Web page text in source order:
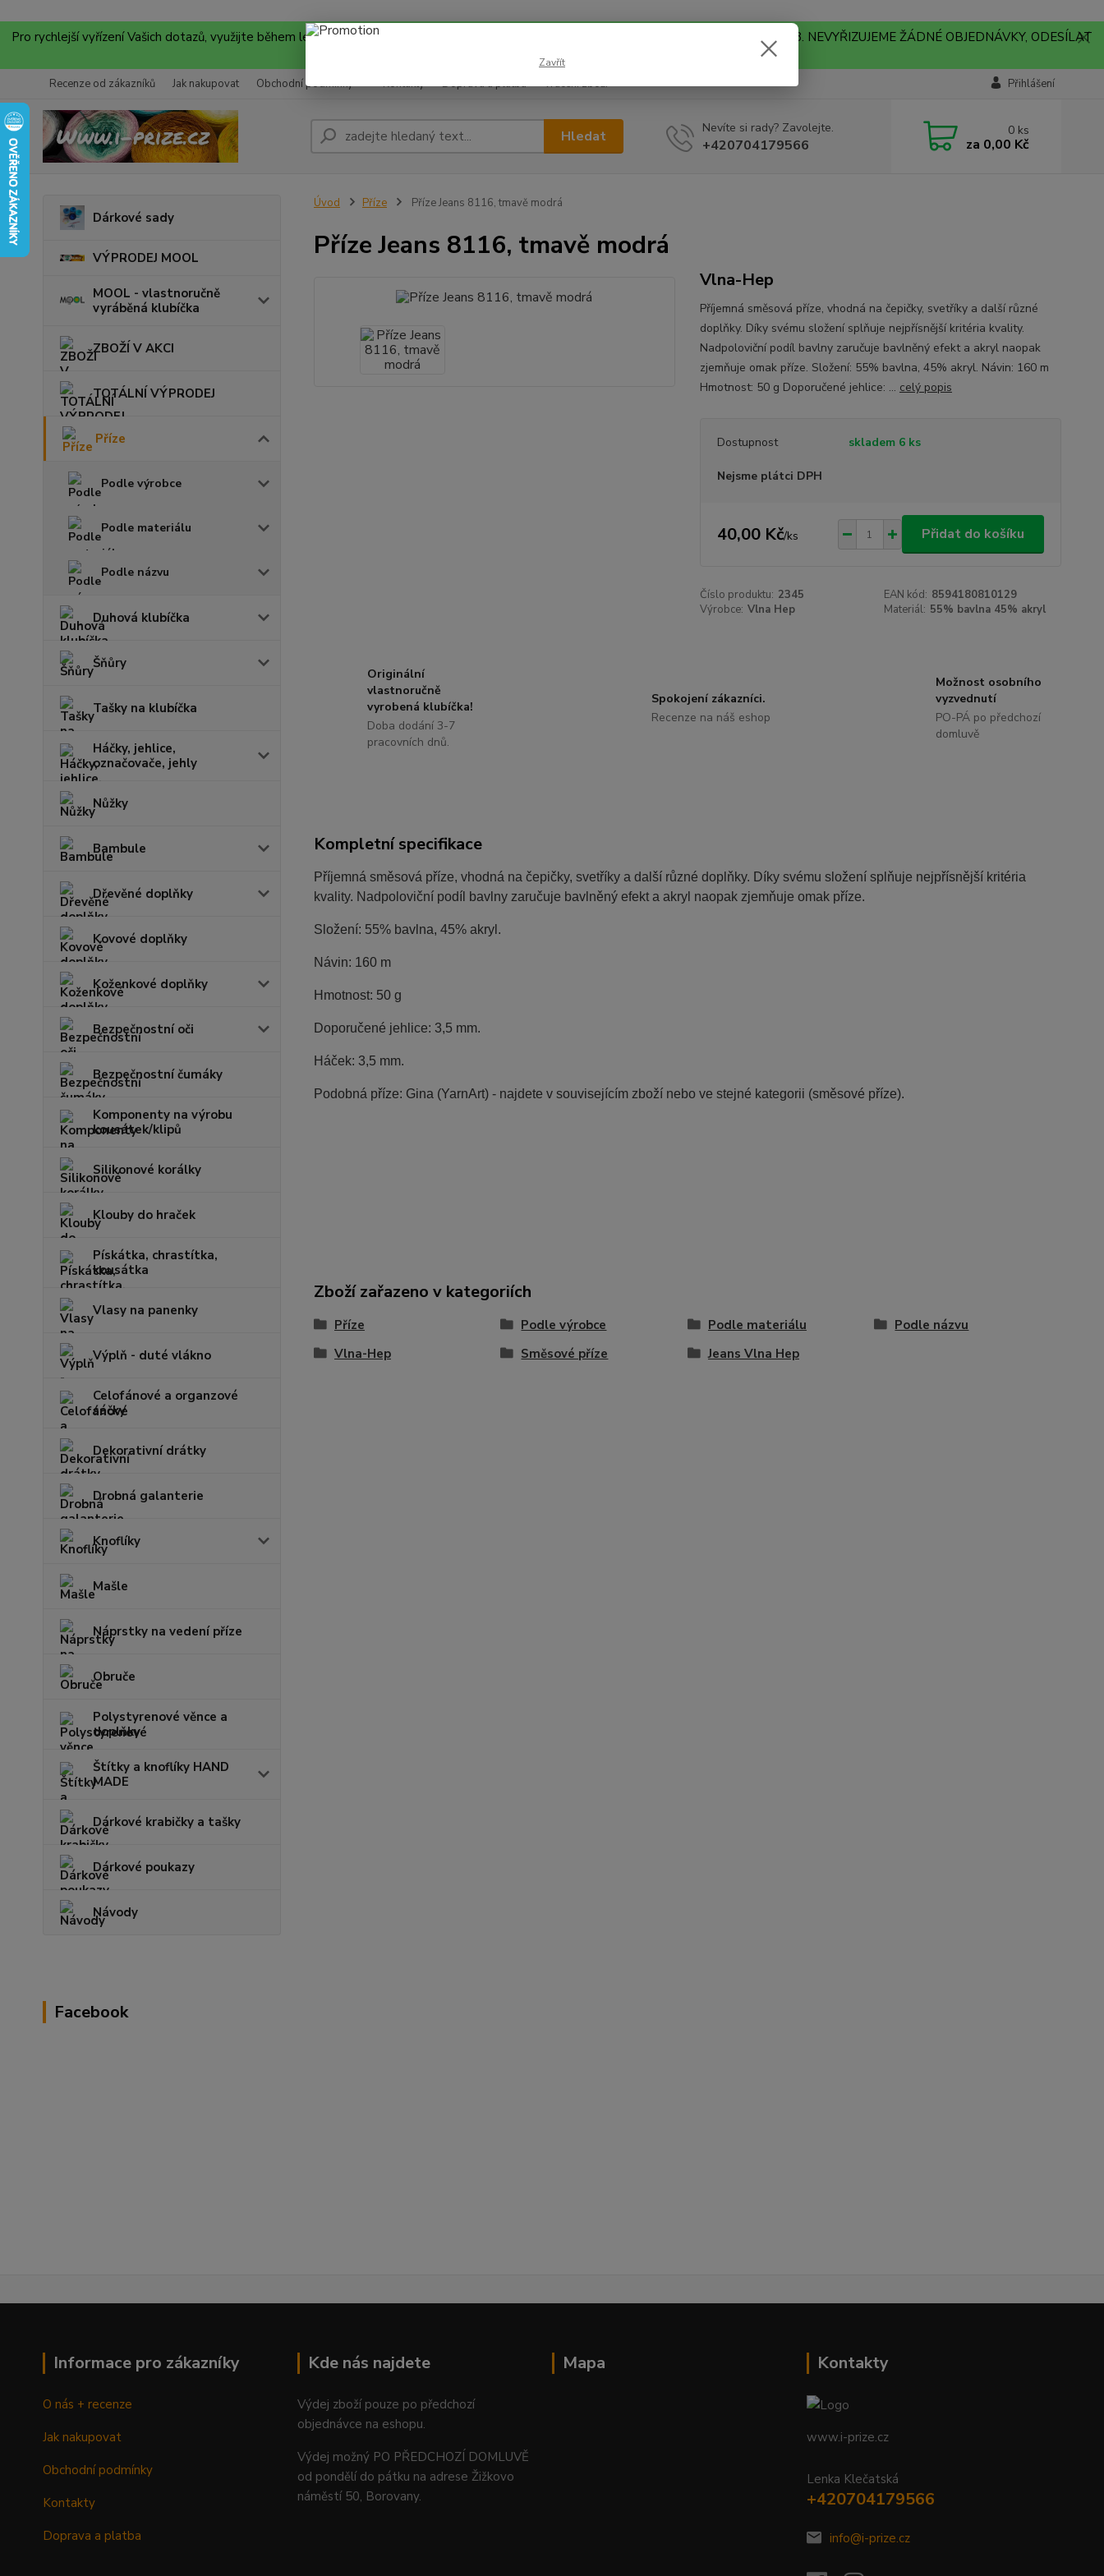
Pro rychlejší vyřízení Vašich dotazů, využijte během letních prázdnin náš email info@i-prize.cz. Děkujeme. !!! POZOR ZMĚNA !!! V PONDĚLÍ 10.8. NEVYŘIZUJEME ŽÁDNÉ OBJEDNÁVKY, ODESÍLAT
Recenze od zákazníků Jak nakupovat Obchodní podmínky Kontakty Doprava a platba Vrácení zboží Přihlášení
Hledat Nevíte si rady? Zavolejte.
+420704179566
0 ks
za 0,00 Kč
Dárkové sady
VÝPRODEJ MOOL
MOOL - vlastnoručně
vyráběná klubíčka
ZBOŽÍ V AKCI
TOTÁLNÍ VÝPRODEJ
Příze
Podle výrobce
Podle materiálu
Podle názvu
Duhová klubíčka
Šňůry
Tašky na klubíčka
Háčky, jehlice,
označovače, jehly
Nůžky
Bambule
Dřevěné doplňky
Kovové doplňky
Koženkové doplňky
Bezpečnostní oči
Bezpečnostní čumáky
Komponenty na výrobu
kousátek/klipů
Silikonové korálky
Klouby do hraček
Pískátka, chrastítka,
kousátka
Vlasy na panenky
Výplň - duté vlákno
Celofánové a organzové
sáčky
Dekorativní drátky
Drobná galanterie
Knoflíky
Mašle
Náprstky na vedení příze
Obruče
Polystyrenové věnce a
doplňky
Štítky a knoflíky HAND
MADE
Dárkové krabičky a tašky
Dárkové poukazy
Návody
Facebook
Úvod Příze Příze Jeans 8116, tmavě modrá
Příze Jeans 8116, tmavě modrá
Vlna-Hep
Příjemná směsová příze, vhodná na čepičky, svetříky a další různé
doplňky. Díky svému složení splňuje nejpřísnější kritéria kvality.
Nadpoloviční podíl bavlny zaručuje bavlněný efekt a akryl naopak
zjemňuje omak příze. Složení: 55% bavlna, 45% akryl. Návin: 160 m
Hmotnost: 50 g Doporučené jehlice: ... celý popis
Dostupnost skladem 6 ks
Nejsme plátci DPH
40,00 Kč/ks Přidat do košíku
Číslo produktu: 2345 EAN kód: 8594180810129
Výrobce: Vlna Hep Materiál: 55% bavlna 45% akryl
Originální
vlastnoručně
vyrobená klubíčka!
Doba dodání 3-7
pracovních dnů.
Spokojení zákazníci.
Recenze na náš eshop
Možnost osobního
vyzvednutí
PO-PÁ po předchozí
domluvě
Kompletní specifikace
Příjemná směsová příze, vhodná na čepičky, svetříky a další různé doplňky. Díky svému složení splňuje nejpřísnější kritéria
kvality. Nadpoloviční podíl bavlny zaručuje bavlněný efekt a akryl naopak zjemňuje omak příze.
Složení: 55% bavlna, 45% akryl.
Návin: 160 m
Hmotnost: 50 g
Doporučené jehlice: 3,5 mm.
Háček: 3,5 mm.
Podobná příze: Gina (YarnArt) - najdete v souvisejícím zboží nebo ve stejné kategorii (směsové příze).
Zboží zařazeno v kategoriích
Příze Podle výrobce Podle materiálu
Podle názvu
Vlna-Hep
Směsové příze Jeans Vlna Hep
Informace pro zákazníky
O nás + recenze
Jak nakupovat
Obchodní podmínky
Kontakty
Doprava a platba
Kde nás najdete
Výdej zboží pouze po předchozí
objednávce na eshopu.
Výdej možný PO PŘEDCHOZÍ DOMLUVĚ
od pondělí do pátku na adrese Žižkovo
náměstí 50, Borovany.
Mapa Kontakty
www.i-prize.cz
Lenka Klečatská
+420704179566
info@i-prize.cz
Zavřít